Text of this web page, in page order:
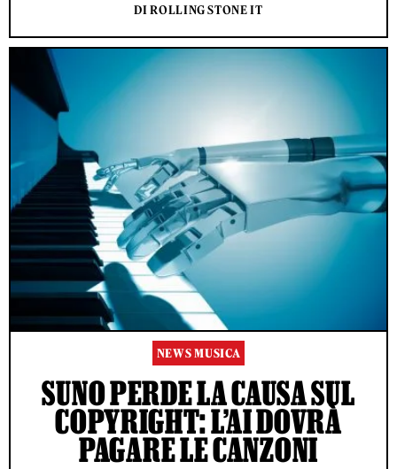
DI ROLLING STONE IT
NEWS MUSICA
SUNO PERDE LA CAUSA SUL
COPYRIGHT: L’AI DOVRÀ
PAGARE LE CANZONI